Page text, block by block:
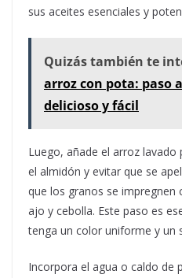
sus aceites esenciales y
Quizás también te
arroz con pota: paso
delicioso y fácil
Luego, añade el arroz
el almidón y evitar que se
que los granos se impregnen
ajo y cebolla. Este paso es
tenga un color uniforme y un
Incorpora el agua o caldo de